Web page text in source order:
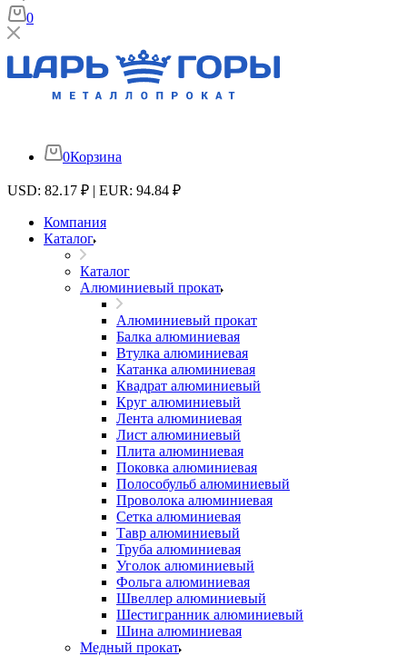
0
0Корзина
USD: 82.17 ₽ | EUR: 94.84 ₽
Компания
Каталог
Каталог
Алюминиевый прокат
Алюминиевый прокат
Балка алюминиевая
Втулка алюминиевая
Катанка алюминиевая
Квадрат алюминиевый
Круг алюминиевый
Лента алюминиевая
Лист алюминиевый
Плита алюминиевая
Поковка алюминиевая
Полособульб алюминиевый
Проволока алюминиевая
Сетка алюминиевая
Тавр алюминиевый
Труба алюминиевая
Уголок алюминиевый
Фольга алюминиевая
Швеллер алюминиевый
Шестигранник алюминиевый
Шина алюминиевая
Медный прокат